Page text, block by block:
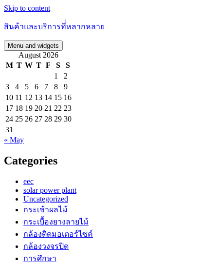
Skip to content
สินค้าและบริการที่่หลากหลาย
Menu and widgets
August 2026
M T W T F S
S
1
2
3
4 5 6 7 8
9
10 11 12 13 14 15 16
17 18 19 20 21 22 23
24 25 26 27 28 29 30
31
« May
Categories
eec
solar power plant
Uncategorized
กระเช้าผลไม้
กระเบื้องยางลายไม้
กล้องติดมอเตอร์ไซค์
กล้องวงจรปิด
การศึกษา